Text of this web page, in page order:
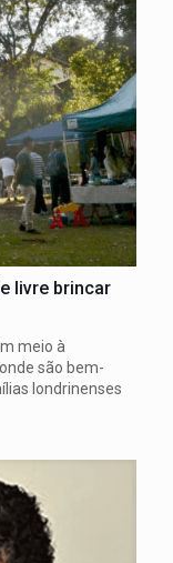
livre brincar
meio à
são bem-
londrinenses